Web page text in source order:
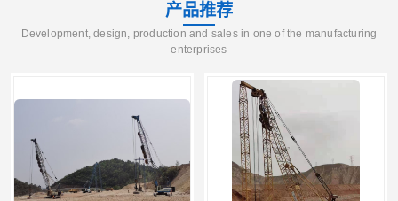
产品推荐
Development, design, production and sales in one of the manufacturing
enterprises